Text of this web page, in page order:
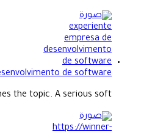
de software
the topic. A serious soft...